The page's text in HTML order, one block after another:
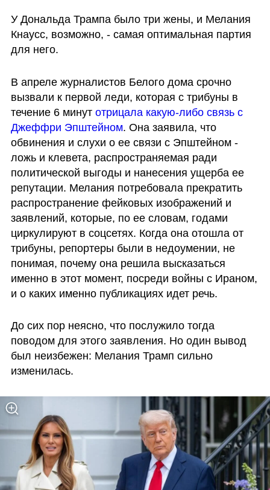
У Дональда Трампа было три жены, и Мелания
Кнаусс, возможно, - самая оптимальная партия
для него.
В апреле журналистов Белого дома срочно
вызвали к первой леди, которая с трибуны в
течение 6 минут отрицала какую-либо связь с
Джеффри Эпштейном. Она заявила, что
обвинения и слухи о ее связи с Эпштейном -
ложь и клевета, распространяемая ради
политической выгоды и нанесения ущерба ее
репутации. Мелания потребовала прекратить
распространение фейковых изображений и
заявлений, которые, по ее словам, годами
циркулируют в соцсетях. Когда она отошла от
трибуны, репортеры были в недоумении, не
понимая, почему она решила высказаться
именно в этот момент, посреди войны с Ираном,
и о каких именно публикациях идет речь.
До сих пор неясно, что послужило тогда
поводом для этого заявления. Но один вывод
был неизбежен: Мелания Трамп сильно
изменилась.